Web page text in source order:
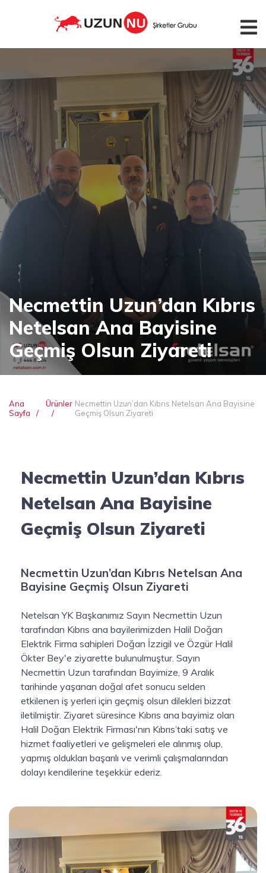
Necmettin Uzun’dan Kıbrıs
Netelsan Ana Bayisine
Geçmiş Olsun Ziyareti
Ana
Sayfa
Ürünler Necmettin Uzun’dan Kıbrıs Netelsan Ana Bayisine
Geçmiş Olsun Ziyareti
Necmettin Uzun’dan Kıbrıs
Netelsan Ana Bayisine
Geçmiş Olsun Ziyareti
Necmettin Uzun’dan Kıbrıs Netelsan Ana
Bayisine Geçmiş Olsun Ziyareti
Netelsan YK Başkanımız Sayın Necmettin Uzun
tarafından Kıbrıs ana bayilerimizden Halil Doğan
Elektrik Firma sahipleri Doğan İzzigil ve Özgür Halil
Ökter Bey'e ziyarette bulunulmuştur. Sayın
Necmettin Uzun tarafından Bayimize, 9 Aralık
tarihinde yaşanan doğal afet sonucu selden
etkilenen iş yerleri için geçmiş olsun dilekleri bizzat
iletilmiştir. Ziyaret süresince Kıbrıs ana bayimiz olan
Halil Doğan Elektrik Firması'nın Kıbrıs’taki satış ve
hizmet faaliyetleri ve gelişmeleri ele alınmış olup,
yapmış oldukları başarılı ve verimli çalışmalarından
dolayı kendilerine teşekkür ederiz.